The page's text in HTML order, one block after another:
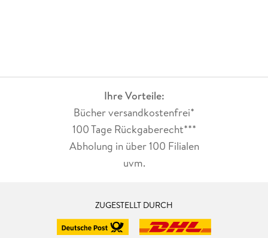
Ihre Vorteile:
Bücher versandkostenfrei*
100 Tage Rückgaberecht***
Abholung in über 100 Filialen
uvm.
ZUGESTELLT DURCH